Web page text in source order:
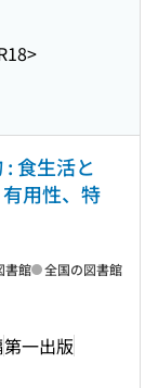
食生活と
用性、特
第一出版
書館 全国の図書館